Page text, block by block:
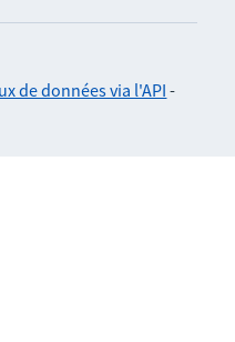
de données via l'API -